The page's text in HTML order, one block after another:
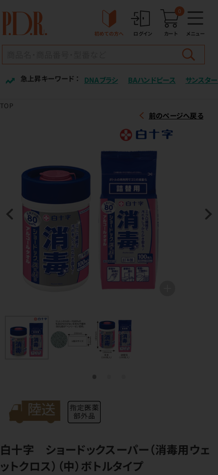
初めての方へ ログイン カート
0
メニュー
急上昇キーワード ： DNAブラシ BAハンドピース サンスター
TOP
前のページへ戻る
白十字 ショードックスーパー（消毒用ウェ
ットクロス）（中）ボトルタイプ